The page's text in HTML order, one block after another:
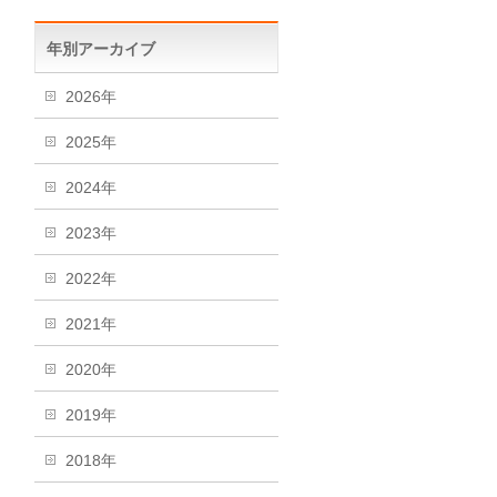
年別アーカイブ
2026年
2025年
2024年
2023年
2022年
2021年
2020年
2019年
2018年